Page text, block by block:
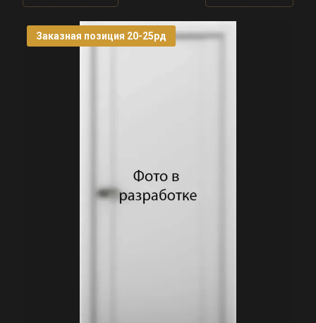
Заказная позиция 20-25рд